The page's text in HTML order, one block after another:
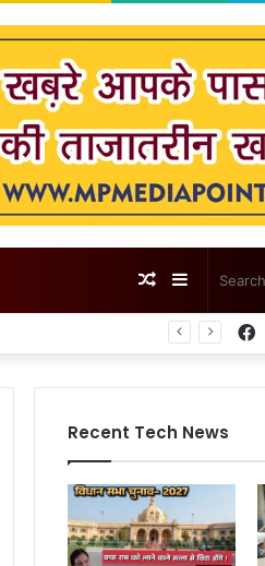
Sidebar
Random
Article
Recent Tech News